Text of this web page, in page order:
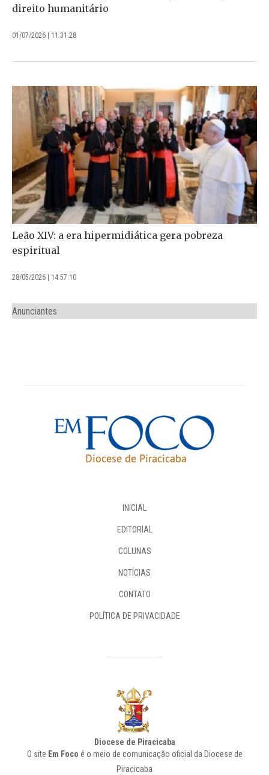
direito humanitário
01/07/2026 | 11:31:28
Leão XIV: a era hipermidiática gera pobreza
espiritual
28/05/2026 | 14:57:10
Anunciantes
INICIAL
EDITORIAL
COLUNAS
NOTÍCIAS
CONTATO
POLÍTICA DE PRIVACIDADE
Diocese de Piracicaba
O site Em Foco é o meio de comunicação oficial da Diocese de
Piracicaba